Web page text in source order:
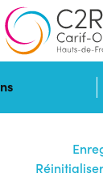
Aller
au